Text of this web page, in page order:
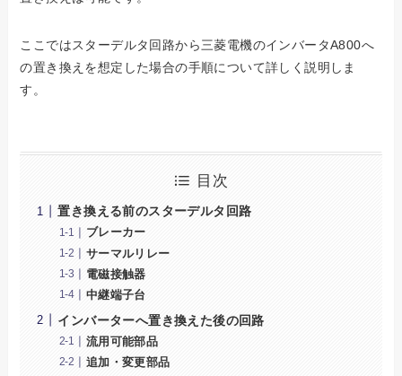
ここではスターデルタ回路から三菱電機のインバータA800へ
の置き換えを想定した場合の手順について詳しく説明しま
す。
目次
置き換える前のスターデルタ回路
ブレーカー
サーマルリレー
電磁接触器
中継端子台
インバーターへ置き換えた後の回路
流用可能部品
追加・変更部品